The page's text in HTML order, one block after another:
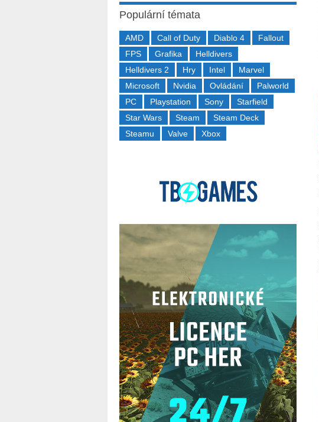
Populární témata
AMD Call of Duty Diablo 4
Fallout
FPS
Grafika
Helldivers
Helldivers 2
Hry Intel
Marvel
Microsoft
Nvidia Ovládání
Palworld
PC
Playstation Sony
Starfield
Star Wars
Steam
Steam Deck
Steamu
Valve Xbox